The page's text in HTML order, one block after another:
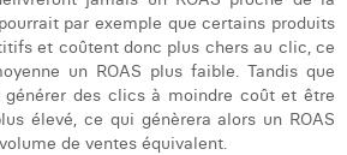
par exemple que certains produits
et coûtent donc plus chers au clic, ce
un ROAS plus faible. Tandis que
générer des clics à moindre coût et être
élevé, ce qui génèrera alors un ROAS
de ventes équivalent.